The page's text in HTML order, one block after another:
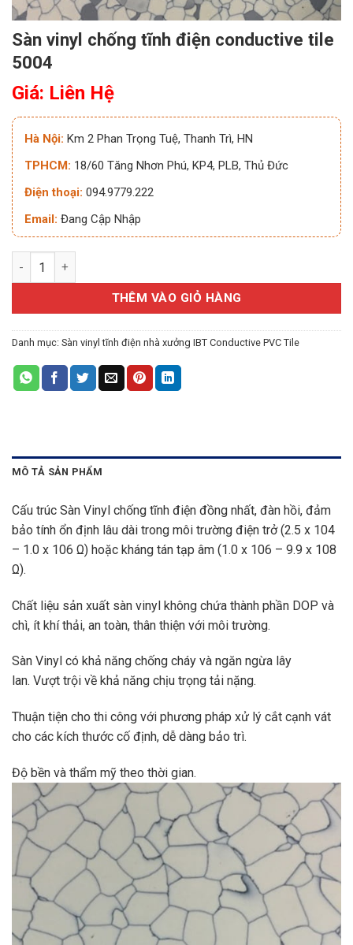
Sàn vinyl chống tĩnh điện conductive tile
5004
Giá: Liên Hệ
Hà Nội: Km 2 Phan Trọng Tuệ, Thanh Trì, HN
TPHCM: 18/60 Tăng Nhơn Phú, KP4, PLB, Thủ Đức
Điện thoại: 094.9779.222
Email: Đang Cập Nhập
Sàn vinyl chống tĩnh điện conductive tile 5004 số lượng
THÊM VÀO GIỎ HÀNG
Danh mục: Sàn vinyl tĩnh điện nhà xưởng IBT Conductive PVC Tile
MÔ TẢ SẢN PHẨM
Cấu trúc Sàn Vinyl chống tĩnh điện đồng nhất, đàn hồi, đảm
bảo tính ổn định lâu dài trong môi trường điện trở (2.5 x 104
– 1.0 x 106 Ω) hoặc kháng tán tạp âm (1.0 x 106 – 9.9 x 108
Ω).
Chất liệu sản xuất sàn vinyl không chứa thành phần DOP và
chì, ít khí thải, an toàn, thân thiện với môi trường.
Sàn Vinyl có khả năng chống cháy và ngăn ngừa lây
lan. Vượt trội về khả năng chịu trọng tải nặng.
Thuận tiện cho thi công với phương pháp xử lý cắt cạnh vát
cho các kích thước cố định, dễ dàng bảo trì.
Độ bền và thẩm mỹ theo thời gian.